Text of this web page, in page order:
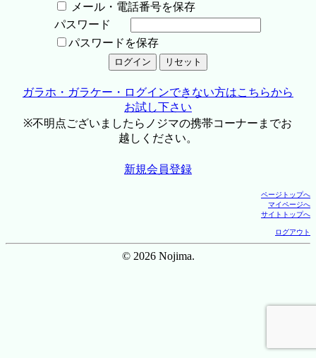
メール・電話番号を保存
パスワード
パスワードを保存
ガラホ・ガラケー・ログインできない方はこちらから
お試し下さい
※不明点ございましたらノジマの携帯コーナーまでお
越しください。
新規会員登録
ページトップへ
マイページへ
サイトトップへ
ログアウト
© 2026 Nojima.